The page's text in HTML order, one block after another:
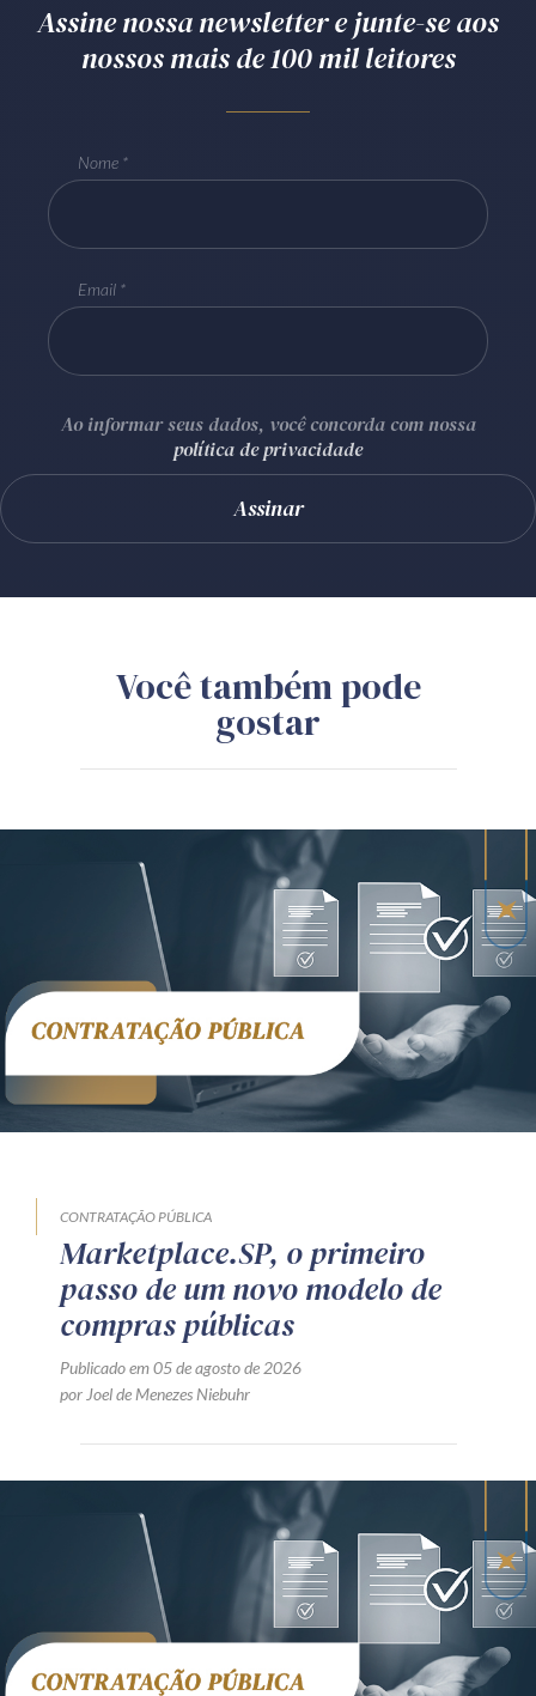
Assine nossa newsletter e junte-se aos
nossos mais de 100 mil leitores
Nome
Email
Ao informar seus dados, você concorda com nossa
política de privacidade
Você também pode
gostar
CONTRATAÇÃO PÚBLICA
Marketplace.SP, o primeiro
passo de um novo modelo de
compras públicas
Publicado em 05 de agosto de 2026
por Joel de Menezes Niebuhr